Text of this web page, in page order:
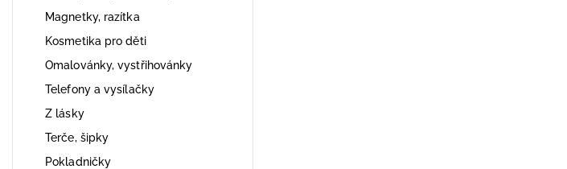
Magnetky, razítka
Kosmetika pro děti
Omalovánky, vystřihovánky
Telefony a vysílačky
Z lásky
Terče, šipky
Pokladničky